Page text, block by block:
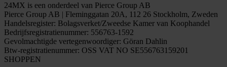
24MX is een onderdeel van Pierce Group AB
Pierce Group AB | Fleminggatan 20A, 112 26 Stockholm, Zweden
Handelsregister: Bolagsverket/Zweedse Kamer van Koophandel
Bedrijfsregistratienummer: 556763-1592
Gevolmachtigde vertegenwoordiger: Göran Dahlin
Btw-registratienummer: OSS VAT NO SE556763159201
SHOPPEN